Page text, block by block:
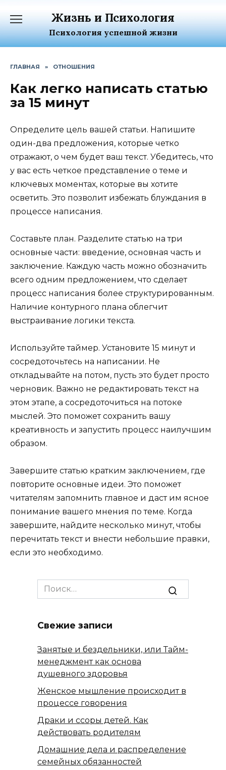
содержанию
Жизнь и Психология
Психология успешной жизни
ГЛАВНАЯ » ОТНОШЕНИЯ
Как легко написать статью
за 15 минут
Определите цель вашей статьи. Напишите
один-два предложения, которые четко
отражают, о чем будет ваш текст. Убедитесь, что
у вас есть четкое представление о теме и
ключевых моментах, которые вы хотите
осветить. Это позволит избежать блуждания в
процессе написания.
Составьте план. Разделите статью на три
основные части: введение, основная часть и
заключение. Каждую часть можно обозначить
всего одним предложением, что сделает
процесс написания более структурированным.
Наличие контурного плана облегчит
выстраивание логики текста.
Используйте таймер. Установите 15 минут и
сосредоточьтесь на написании. Не
откладывайте на потом, пусть это будет просто
черновик. Важно не редактировать текст на
этом этапе, а сосредоточиться на потоке
мыслей. Это поможет сохранить вашу
креативность и запустить процесс наилучшим
образом.
Завершите статью кратким заключением, где
повторите основные идеи. Это поможет
читателям запомнить главное и даст им ясное
понимание вашего мнения по теме. Когда
завершите, найдите несколько минут, чтобы
перечитать текст и внести небольшие правки,
если это необходимо.
Search
for:
Свежие записи
Занятые и бездельники, или Тайм-
менеджмент как основа
душевного здоровья
Женское мышление происходит в
процессе говорения
Драки и ссоры детей. Как
действовать родителям
Домашние дела и распределение
семейных обязанностей